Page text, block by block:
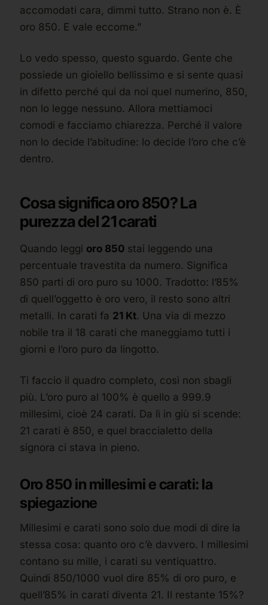
accomodati cara, dimmi tutto. Strano non è. È
oro 850. E vale eccome.”
Lo vedo spesso, questo sguardo. Gente che
possiede un gioiello bellissimo e si sente quasi
in difetto perché qui da noi quel numerino, 850,
non lo legge nessuno. Allora mettiamoci
comodi e facciamo chiarezza. Perché il valore
non lo decide l’abitudine: lo decide l’oro che c’è
dentro.
Cosa significa oro 850? La
purezza del 21 carati
Quando leggi oro 850 stai leggendo una
percentuale travestita da numero. Significa
850 parti di oro puro su 1000. Tradotto: l’85%
di quell’oggetto è oro vero, il resto sono altri
metalli. In carati fa 21 Kt. Una via di mezzo
nobile tra il 18 carati che maneggiamo tutti i
giorni e l’oro puro da lingotto.
Ti faccio il quadro completo, così non sbagli
più. L’oro puro al 100% è quello a 999.9
millesimi, cioè 24 carati. Da lì in giù si scende:
21 carati è 850, e quel braccialetto della
signora ci stava in pieno.
Oro 850 in millesimi e carati: la
spiegazione
Millesimi e carati sono solo due modi di dire la
stessa cosa: quanto oro c’è davvero. I millesimi
contano su mille, i carati su ventiquattro.
Quindi 850/1000 vuol dire 85% di oro puro, e
quell’85% in carati diventa 21. Il restante 15%?